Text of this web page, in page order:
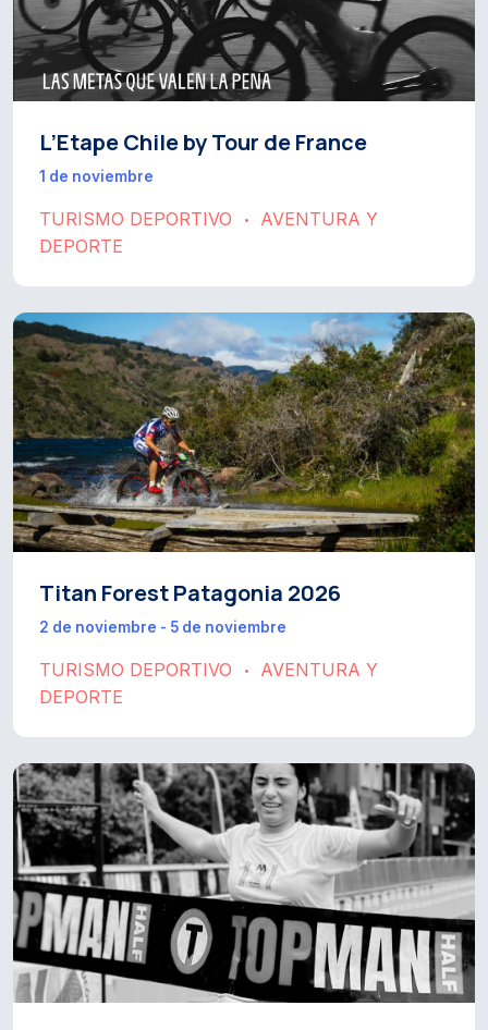
L’Etape Chile by Tour de France
1 de noviembre
TURISMO DEPORTIVO •
AVENTURA Y
DEPORTE
Titan Forest Patagonia 2026
2 de noviembre - 5 de noviembre
TURISMO DEPORTIVO •
AVENTURA Y
DEPORTE